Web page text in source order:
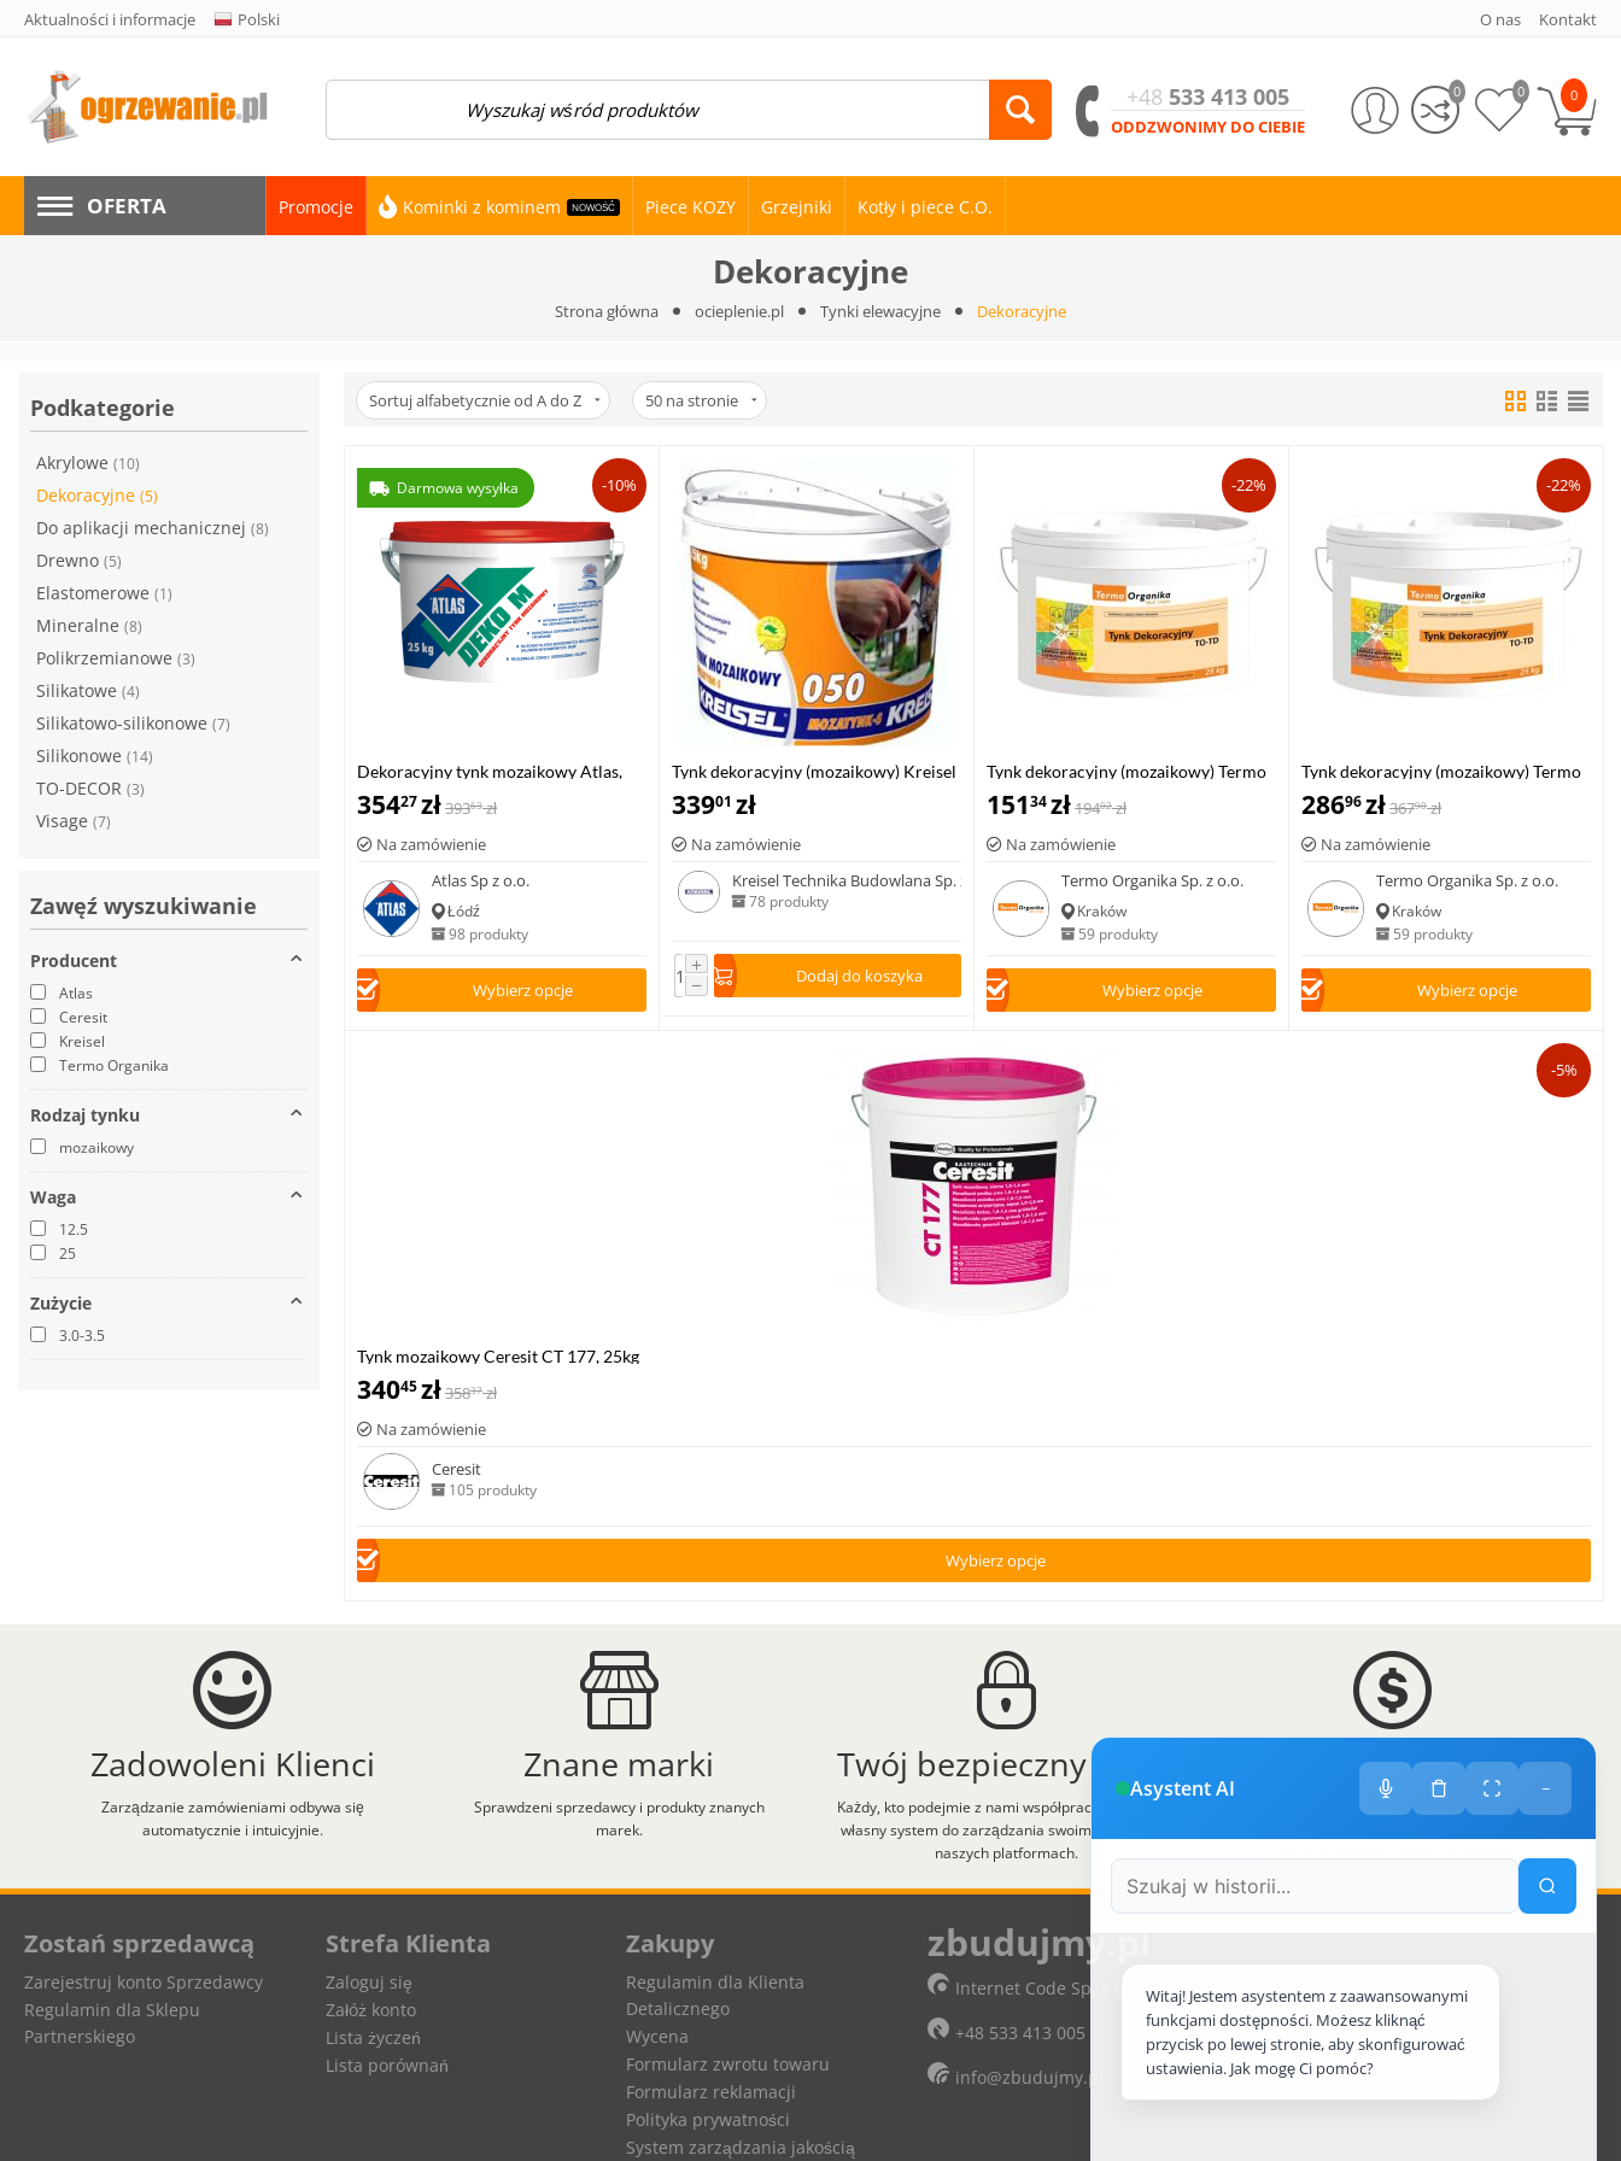
Aktualności i informacje Polski O nas Kontakt
+48 533 413 005
ODDZWONIMY DO CIEBIE
0
0 0
OFERTA Promocje Kominki z kominem NOWOŚĆ Piece KOZY Grzejniki Kotły i piece C.O.
Dekoracyjne
Strona główna ocieplenie.pl Tynki elewacyjne Dekoracyjne
Podkategorie
Akrylowe (10)
Dekoracyjne (5)
Do aplikacji mechanicznej (8)
Drewno (5)
Elastomerowe (1)
Mineralne (8)
Polikrzemianowe (3)
Silikatowe (4)
Silikatowo-silikonowe (7)
Silikonowe (14)
TO-DECOR (3)
Visage (7)
menu
Zawęź wyszukiwanie
Producent
Atlas
Ceresit
Kreisel
Termo Organika
Rodzaj tynku
mozaikowy
Waga
12.5
25
Zużycie
3.0-3.5
Sortuj alfabetycznie od A do Z 50 na stronie
Darmowa wysyłka -10%
Dekoracyjny tynk mozaikowy Atlas,
25kg
35427zł39363 zł
Na zamówienie
Atlas Sp z o.o.
Łódź
98 produkty
Wybierz opcje
Tynk dekoracyjny (mozaikowy) Kreisel
MOZATYNK-S 50, 25kg
33901 zł
Na zamówienie
Kreisel Technika Budowlana Sp. z o.o.
78 produkty
+
− Dodaj do koszyka
-22%
Tynk dekoracyjny (mozaikowy) Termo
Organika TO TD, 12,5 kg
15134zł19402 zł
Na zamówienie
Termo Organika Sp. z o.o.
Kraków
59 produkty
Wybierz opcje
-22%
Tynk dekoracyjny (mozaikowy) Termo
Organika TO TD, 25kg
28696zł36790 zł
Na zamówienie
Termo Organika Sp. z o.o.
Kraków
59 produkty
Wybierz opcje
-5%
Tynk mozaikowy Ceresit CT 177, 25kg
34045zł35837 zł
Na zamówienie
Ceresit
105 produkty
Wybierz opcje
Zadowoleni Klienci
Zarządzanie zamówieniami odbywa się
automatycznie i intuicyjnie.
Znane marki
Sprawdzeni sprzedawcy i produkty znanych
marek.
Twój bezpieczny sklep
Każdy, kto podejmie z nami współpracę, otrzymuje
własny system do zarządzania swoim sklepem na
naszych platformach.
Zróżnicowane towary
Prezentacja towarów jest dopasowana do
Aplikacja załadowana z zaawansowanymi funkcjami dostępności. Naciśnij Alt+H aby zobaczyć skróty klawiaturowe.
Asystent AI −
Witaj! Jestem asystentem z zaawansowanymi
funkcjami dostępności. Możesz kliknąć
przycisk po lewej stronie, aby skonfigurować
ustawienia. Jak mogę Ci pomóc?
Zostań sprzedawcą
Zarejestruj konto Sprzedawcy
Regulamin dla Sklepu
Partnerskiego
Strefa Klienta
Zaloguj się
Załóż konto
Lista życzeń
Lista porównań
Zakupy
Regulamin dla Klienta
Detalicznego
Wycena
Formularz zwrotu towaru
Formularz reklamacji
Polityka prywatności
System zarządzania jakością
zbudujmy.pl
Internet Code Sp. z o.o., ul. św. Rocha 4a, 35-330 Rzeszów, Polska
+48 533 413 005
info@zbudujmy.pl